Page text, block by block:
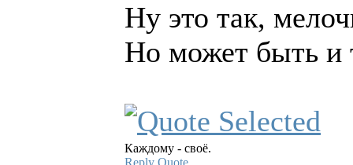
Ну это так,
Но может быть и
Каждому - своё.
Reply Quote